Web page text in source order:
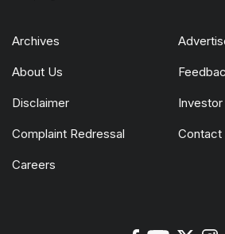
Archives
About Us
Disclaimer Investor
Complaint Redressal Contact
Careers